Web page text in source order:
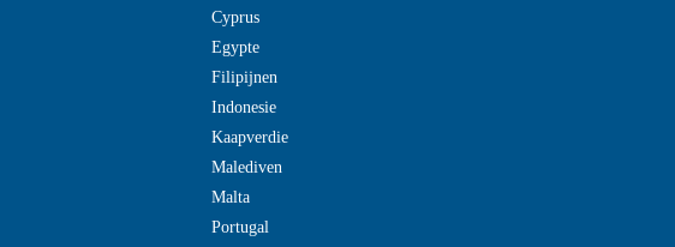
Cyprus
Egypte
Filipijnen
Indonesie
Kaapverdie
Malediven
Malta
Portugal